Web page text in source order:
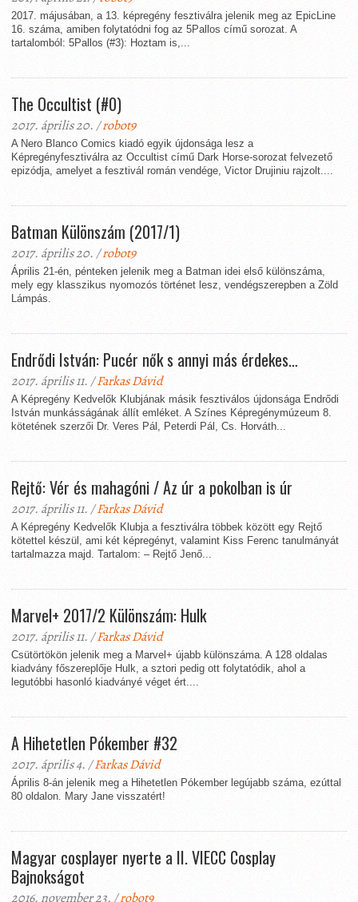
2017. májusában, a 13. képregény fesztiválra jelenik meg az EpicLine
16. száma, amiben folytatódni fog az 5Pallos című sorozat. A
tartalomból: 5Pallos (#3): Hoztam is,...
The Occultist (#0)
2017. április 20. /robot9
A Nero Blanco Comics kiadó egyik újdonsága lesz a
Képregényfesztiválra az Occultist című Dark Horse-sorozat felvezető
epizódja, amelyet a fesztivál román vendége, Victor Drujiniu rajzolt....
Batman Különszám (2017/1)
2017. április 20. /robot9
Április 21-én, pénteken jelenik meg a Batman idei első különszáma,
mely egy klasszikus nyomozós történet lesz, vendégszerepben a Zöld
Lámpás.
Endrődi István: Pucér nők s annyi más érdekes…
2017. április 11. /Farkas Dávid
A Képregény Kedvelők Klubjának másik fesztiválos újdonsága Endrődi
István munkásságának állít emléket. A Színes Képregénymúzeum 8.
kötetének szerzői Dr. Veres Pál, Peterdi Pál, Cs. Horváth...
Rejtő: Vér és mahagóni / Az úr a pokolban is úr
2017. április 11. /Farkas Dávid
A Képregény Kedvelők Klubja a fesztiválra többek között egy Rejtő
kötettel készül, ami két képregényt, valamint Kiss Ferenc tanulmányát
tartalmazza majd. Tartalom: – Rejtő Jenő...
Marvel+ 2017/2 Különszám: Hulk
2017. április 11. /Farkas Dávid
Csütörtökön jelenik meg a Marvel+ újabb különszáma. A 128 oldalas
kiadvány főszereplője Hulk, a sztori pedig ott folytatódik, ahol a
legutóbbi hasonló kiadványé véget ért....
A Hihetetlen Pókember #32
2017. április 4. /Farkas Dávid
Április 8-án jelenik meg a Hihetetlen Pókember legújabb száma, ezúttal
80 oldalon. Mary Jane visszatért!
Magyar cosplayer nyerte a II. VIECC Cosplay
Bajnokságot
2016. november 23. /robot9